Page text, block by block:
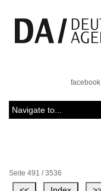
facebook
Seite 491 / 3536